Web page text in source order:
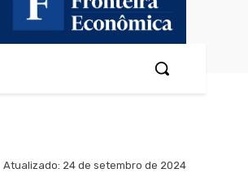
Atualizado: 24 de setembro de 2024